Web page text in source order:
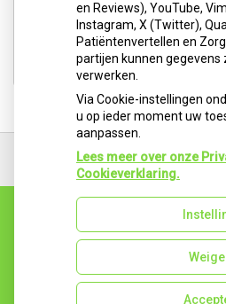
de
Uw Zorg Online
en Reviews), YouTube,
Instagram, X (Twitter),
Patiëntenvertellen en
partijen kunnen gegevens
verwerken.
Via Cookie-instellingen
u op ieder moment uw
aanpassen.
Lees meer over onze
Cookieverklaring.